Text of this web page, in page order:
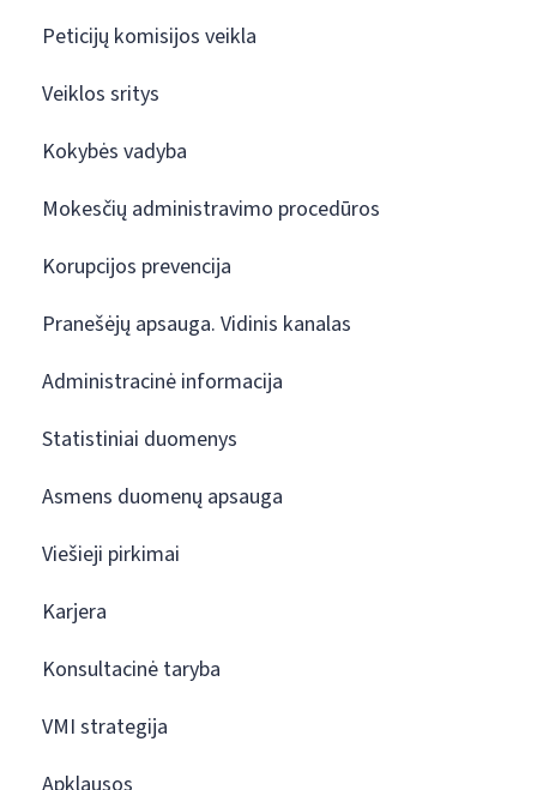
Peticijų komisijos veikla
Veiklos sritys
Kokybės vadyba
Mokesčių administravimo procedūros
Korupcijos prevencija
Pranešėjų apsauga. Vidinis kanalas
Administracinė informacija
Statistiniai duomenys
Asmens duomenų apsauga
Viešieji pirkimai
Karjera
Konsultacinė taryba
VMI strategija
Apklausos